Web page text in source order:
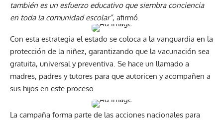
también es un esfuerzo educativo que siembra conciencia
en toda la comunidad escolar”, afirmó.
Con esta estrategia el estado se coloca a la vanguardia en la
protección de la niñez, garantizando que la vacunación sea
gratuita, universal y preventiva. Se hace un llamado a
madres, padres y tutores para que autoricen y acompañen a
sus hijos en este proceso.
La campaña forma parte de las acciones nacionales para